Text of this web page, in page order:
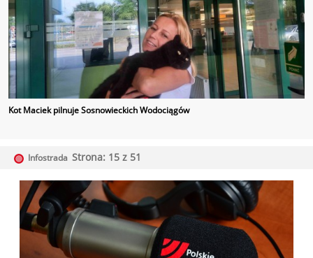
Kot Maciek pilnuje Sosnowieckich Wodociągów
Infostrada Strona: 15 z 51